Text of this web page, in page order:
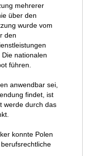
mehrerer
über den
wurde vom
den
nationalen
führen.
anwendbar sei,
findet, ist
werde durch das
konnte Polen